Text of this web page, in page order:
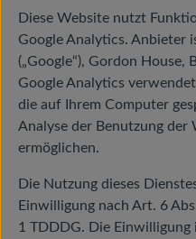
Diese Website nutzt
Google Analytics. Anbieter
(„Google“), Gordon
Google Analytics verwendet
die auf Ihrem Computer
Analyse der Benutzung der
ermöglichen.
Die Nutzung dieses
Einwilligung nach Art. 6
1 TDDDG. Die